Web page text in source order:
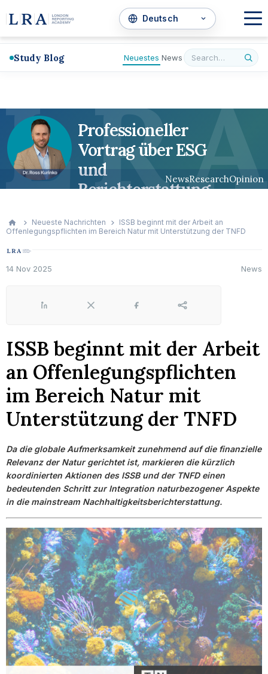
Study Blog Neuestes News
Professioneller
Vortrag über ESG
und
Berichterstattung
NewsResearchOpinion
LRA
Neueste Nachrichten
ISSB beginnt mit der Arbeit an
Offenlegungspflichten im Bereich Natur mit Unterstützung der TNFD
14 Nov 2025 News
LinkedIn X Facebook Share
ISSB beginnt mit der Arbeit
an Offenlegungspflichten
im Bereich Natur mit
Unterstützung der TNFD
Da die globale Aufmerksamkeit zunehmend auf die finanzielle
Relevanz der Natur gerichtet ist, markieren die kürzlich
koordinierten Aktionen des ISSB und der TNFD einen
bedeutenden Schritt zur Integration naturbezogener Aspekte
in die mainstream Nachhaltigkeitsberichterstattung.